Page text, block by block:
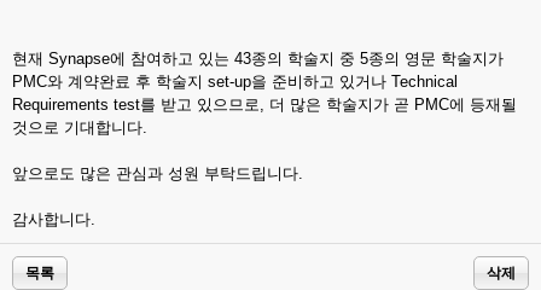
현재 Synapse에 참여하고 있는 43종의 학술지 중 5종의 영문 학술지가
PMC와 계약완료 후 학술지 set-up을 준비하고 있거나 Technical
Requirements test를 받고 있으므로, 더 많은 학술지가 곧 PMC에 등재될
것으로 기대합니다.
앞으로도 많은 관심과 성원 부탁드립니다.
감사합니다.
목록 삭제